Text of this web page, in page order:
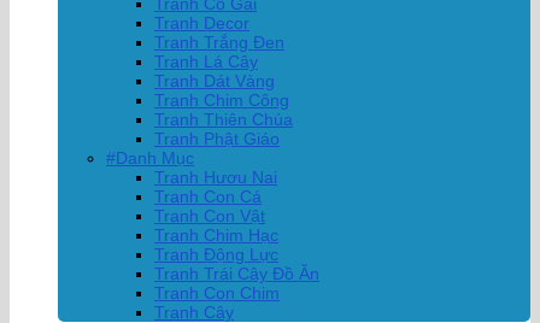
Tranh Decor
Tranh Trắng Đen
Tranh Lá Cây
Tranh Dát Vàng
Tranh Chim Công
Tranh Thiên Chúa
Tranh Phật Giáo
#Danh Mục
Tranh Hươu Nai
Tranh Con Cá
Tranh Con Vật
Tranh Chim Hạc
Tranh Động Lực
Tranh Trái Cây Đồ Ăn
Tranh Con Chim
Tranh Cây